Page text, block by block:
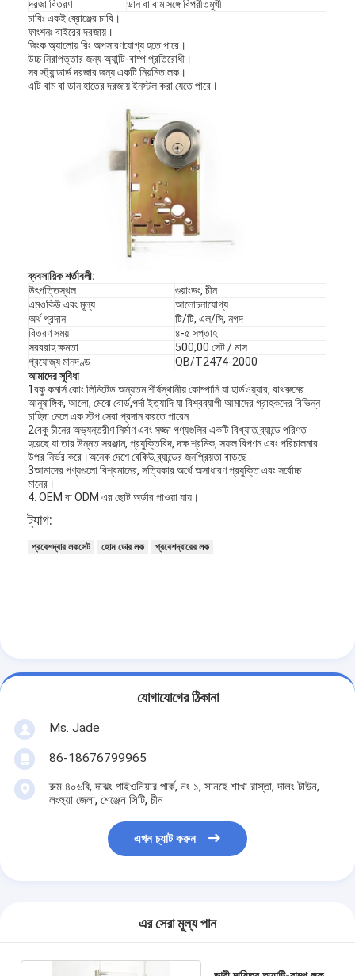
দরজা বিতরণ
ডান বা বাম সঙ্গে বিপরীতমুখী
চাবিঃ একই ব্রোঞ্জের চাবি।
ফাংশনঃ বাইরের দরজায়।
জিংক অ্যালোয় রিং অপসারণযোগ্য হতে পারে।
উচ্চ নিরাপত্তার জন্য অ্যান্টি-বাম্প প্রতিরোধী।
সব স্ট্যান্ডার্ড দরজার জন্য একটি নিয়মিত লক।
এটি বাম বা ডান হাতের দরজায় ইনস্টল করা যেতে পারে।
ব্যবসায়িক শর্তাবলী:
উৎপত্তিস্থল
গুয়াংডং, চীন
এমওকিউ এবং মূল্য
আলোচনাযোগ্য
অর্থ প্রদান
টি/টি, এল/সি, নগদ
বিতরণ সময়
৪-৫ সপ্তাহ
সরবরাহ ক্ষমতা
500,00 সেট / মাস
প্রযোজ্য মানদণ্ড
QB/T2474-2000
আমাদের সুবিধা
1বকু কমার্স কোং লিমিটেড অন্যতম শীর্ষস্থানীয় কোম্পানি যা হার্ডওয়্যার, বাথরুমের
আনুষাঙ্গিক, আলো, মেঝে বোর্ড,পর্দা ইত্যাদি যা বিশ্বব্যাপী আমাদের গ্রাহকদের বিভিন্ন
চাহিদা মেলে এক স্টপ সেবা প্রদান করতে পারেন
2বেকু চীনের অভ্যন্তরীণ নির্মাণ এবং সজ্জা পণ্যগুলির একটি বিখ্যাত ব্র্যান্ডে পরিণত
হয়েছে যা তার উন্নত সরঞ্জাম, প্রযুক্তিবিদ, দক্ষ শ্রমিক, সফল বিপণন এবং পরিচালনার
উপর নির্ভর করে।অনেক দেশে বেকিউ ব্র্যান্ডের জনপ্রিয়তা বাড়ছে .
3আমাদের পণ্যগুলো বিশ্বমানের, সত্যিকার অর্থে অসাধারণ প্রযুক্তি এবং সর্বোচ্চ
মানের।
4. OEM বা ODM এর ছোট অর্ডার পাওয়া যায়।
ট্যাগ:
প্রবেশদ্বার লকসেট হোম ডোর লক প্রবেশদ্বারের লক
যোগাযোগের ঠিকানা
Ms. Jade
86-18676799965
রুম ৪০৬বি, দাঝং পাইওনিয়ার পার্ক, নং ১, সানহে শাখা রাস্তা, দালং টাউন,
লংহুয়া জেলা, শেঞ্জেন সিটি, চীন
এখন চ্যাট করুন
এর সেরা মূল্য পান